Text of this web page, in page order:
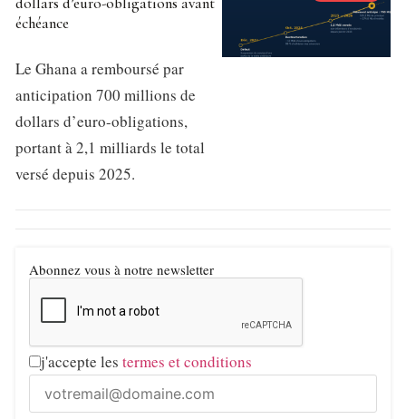
échéance
Le Ghana a remboursé par
anticipation 700 millions de
dollars d’euro-obligations,
portant à 2,1 milliards le total
versé depuis 2025.
Abonnez vous à notre newsletter
j'accepte les termes et conditions